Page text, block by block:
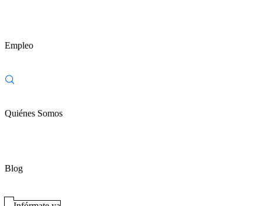
Empleo
Quiénes Somos
Blog